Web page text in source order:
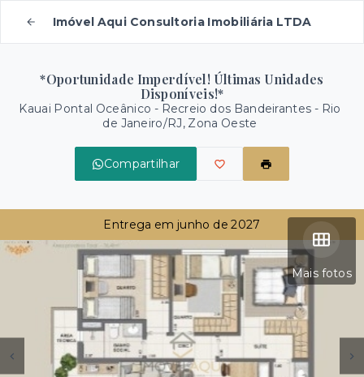
Imóvel Aqui Consultoria Imobiliária LTDA
*Oportunidade Imperdível! Últimas Unidades
Disponíveis!*
Kauai Pontal Oceânico - Recreio dos Bandeirantes - Rio
de Janeiro/RJ, Zona Oeste
Compartilhar
Mais fotos
Entrega em junho de 2027